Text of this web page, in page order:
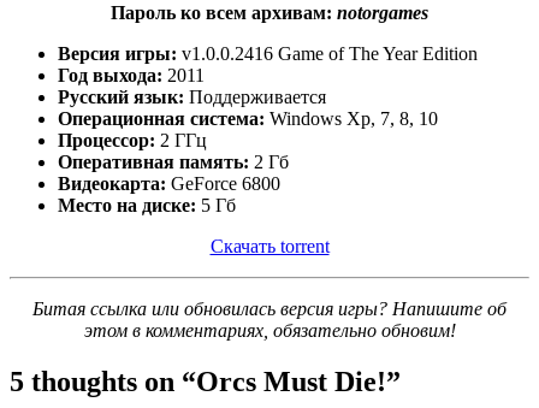
Пароль ко всем архивам: notorgames
Версия игры: v1.0.0.2416 Game of The Year Edition
Год выхода: 2011
Русский язык: Поддерживается
Операционная система: Windows Xp, 7, 8, 10
Процессор: 2 ГГц
Оперативная память: 2 Гб
Видеокарта: GeForce 6800
Место на диске: 5 Гб
Скачать torrent
Битая ссылка или обновилась версия игры? Напишите об
этом в комментариях, обязательно обновим!
5 thoughts on “Orcs Must Die!”